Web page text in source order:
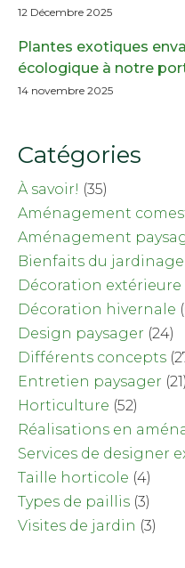
12 Décembre 2025
Plantes exotiques
écologique à notre
14 novembre 2025
Catégories
À savoir! (35)
Aménagement
Aménagement
Bienfaits du jardinage
Décoration extérieure
Décoration hivernale
Design paysager (24)
Différents concepts
Entretien paysager (21)
Horticulture (52)
Réalisations en
Services de designer
Taille horticole (4)
Types de paillis (3)
Visites de jardin (3)